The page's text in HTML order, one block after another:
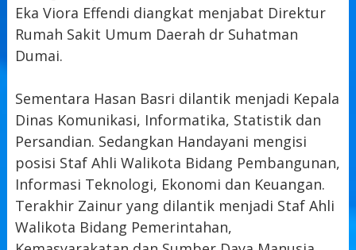
Eka Viora Effendi diangkat menjabat Direktur
Rumah Sakit Umum Daerah dr Suhatman
Dumai.
Sementara Hasan Basri dilantik menjadi Kepala
Dinas Komunikasi, Informatika, Statistik dan
Persandian. Sedangkan Handayani mengisi
posisi Staf Ahli Walikota Bidang Pembangunan,
Informasi Teknologi, Ekonomi dan Keuangan.
Terakhir Zainur yang dilantik menjadi Staf Ahli
Walikota Bidang Pemerintahan,